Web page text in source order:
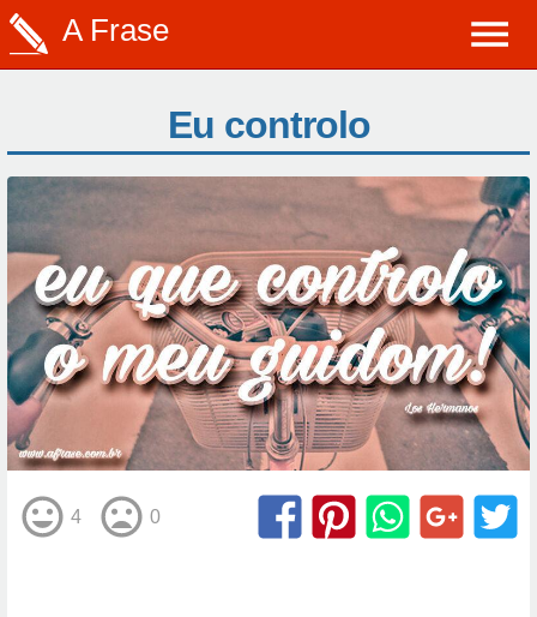
A Frase
Eu controlo
4 0